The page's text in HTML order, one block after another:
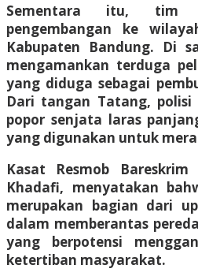
Sementara itu, tim
pengembangan ke
Kabupaten Bandung. Di
mengamankan terduga
yang diduga sebagai
Dari tangan Tatang,
popor senjata laras
yang digunakan untuk
Kasat Resmob
Khadafi, menyatakan
merupakan bagian dari
dalam memberantas
yang berpotensi
ketertiban masyarakat.